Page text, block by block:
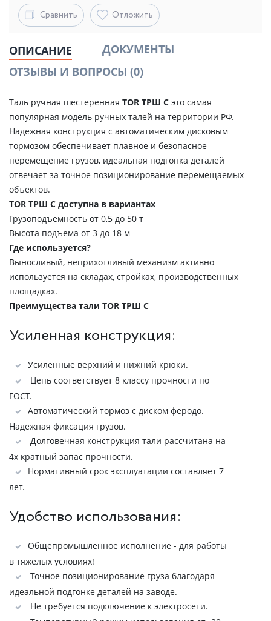
Сравнить Отложить
ОПИСАНИЕ
ДОКУМЕНТЫ
ОТЗЫВЫ И ВОПРОСЫ (0)
Таль ручная шестеренная TOR ТРШ С это самая
популярная модель ручных талей на территории РФ.
Надежная конструкция с автоматическим дисковым
тормозом обеспечивает плавное и безопасное
перемещение грузов, идеальная подгонка деталей
отвечает за точное позиционирование перемещаемых
объектов.
TOR ТРШ С доступна в вариантах
Грузоподъемность от 0,5 до 50 т
Высота подъема от 3 до 18 м
Где используется?
Выносливый, неприхотливый механизм активно
используется на складах, стройках, производственных
площадках.
Преимущества тали TOR ТРШ C
Усиленная конструкция:
Усиленные верхний и нижний крюки.
Цепь соответствует 8 классу прочности по
ГОСТ.
Автоматический тормоз с диском феродо.
Надежная фиксация грузов.
Долговечная конструкция тали рассчитана на
4х кратный запас прочности.
Нормативный срок эксплуатации составляет 7
лет.
Удобство использования:
Общепромышленное исполнение - для работы
в тяжелых условиях!
Точное позиционирование груза благодаря
идеальной подгонке деталей на заводе.
Не требуется подключение к электросети.